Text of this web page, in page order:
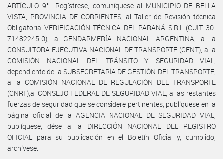
ARTÍCULO 9°.- Regístrese, comuníquese al MUNICIPIO DE BELLA
VISTA, PROVINCIA DE CORRIENTES, al Taller de Revisión técnica
Obligatoria VERIFICACIÓN TÉCNICA DEL PARANÁ S.R.L (CUIT 30-
71482245-0), a GENDARMERÍA NACIONAL ARGENTINA, a la
CONSULTORA EJECUTIVA NACIONAL DE TRANSPORTE (CENT), a la
COMISIÓN NACIONAL DEL TRÁNSITO Y SEGURIDAD VIAL,
dependiente de la SUBSECRETARÍA DE GESTIÓN DEL TRANSPORTE,
a la COMISIÓN NACIONAL DE REGULACIÓN DEL TRANSPORTE
(CNRT),al CONSEJO FEDERAL DE SEGURIDAD VIAL, a las restantes
fuerzas de seguridad que se considere pertinentes, publíquese en la
página oficial de la AGENCIA NACIONAL DE SEGURIDAD VIAL,
publíquese, dése a la DIRECCIÓN NACIONAL DEL REGISTRO
OFICIAL para su publicación en el Boletín Oficial y, cumplido,
archívese.